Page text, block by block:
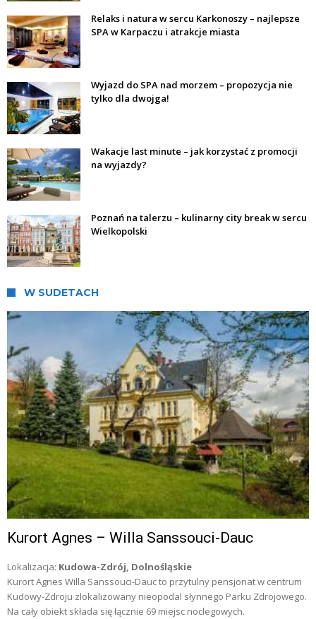
Relaks i natura w sercu Karkonoszy – najlepsze
SPA w Karpaczu i atrakcje miasta
Wyjazd do SPA nad morzem – propozycja nie
tylko dla dwojga!
Wakacje last minute – jak korzystać z promocji
na wyjazdy?
Poznań na talerzu – kulinarny city break w sercu
Wielkopolski
W SUDETACH
Kurort Agnes – Willa Sanssouci-Dauc
Lokalizacja: Kudowa-Zdrój, Dolnośląskie
Kurort Agnes Willa Sanssouci-Dauc to przytulny pensjonat w centrum
Kudowy-Zdroju zlokalizowany nieopodal słynnego Parku Zdrojowego.
Na cały obiekt składa się łącznie 69 miejsc noclegowych.